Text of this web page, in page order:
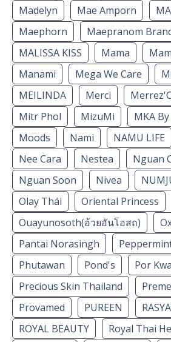
Madelyn
Mae Amporn
Maephorn
Maepranom
MALISSA KISS
Mama
Manami
Mega We Care
MEILINDA
Merci
Mitr Phol
MizuMi
MKA
Moods
Nami NAMU LIFE
Nee Cara
Nestea
Nguan
Nguan Soon
Nivea
Olay Thái
Oriental Princess
Ouayunosoth(อ้วยอันโอสถ)
Pantai Norasingh
Phutawan
Pond's
Por
Precious Skin Thailand
Provamed
PUREEN
ROYAL BEAUTY
Royal Thai